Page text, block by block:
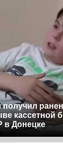
получил
кассетной
в Донецке